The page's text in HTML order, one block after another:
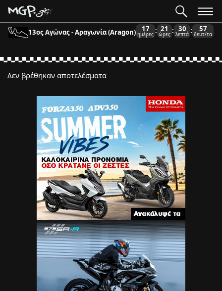
13ος Αγώνας - Αραγωνία (Aragon) 17
ημέρες : 21
ώρες : 30
λεπτά : 57
δευτ/τα
Δεν βρέθηκαν αποτελέσματα